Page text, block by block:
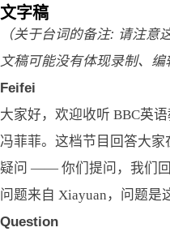
文字稿
（关于台词的备注: 请注意
文稿可能没有体现录制、编
Feifei
大家好，欢迎收听 BBC英
冯菲菲。这档节目回答大
疑问 —— 你们提问，我们
问题来自 Xiayuan，问题是
Question